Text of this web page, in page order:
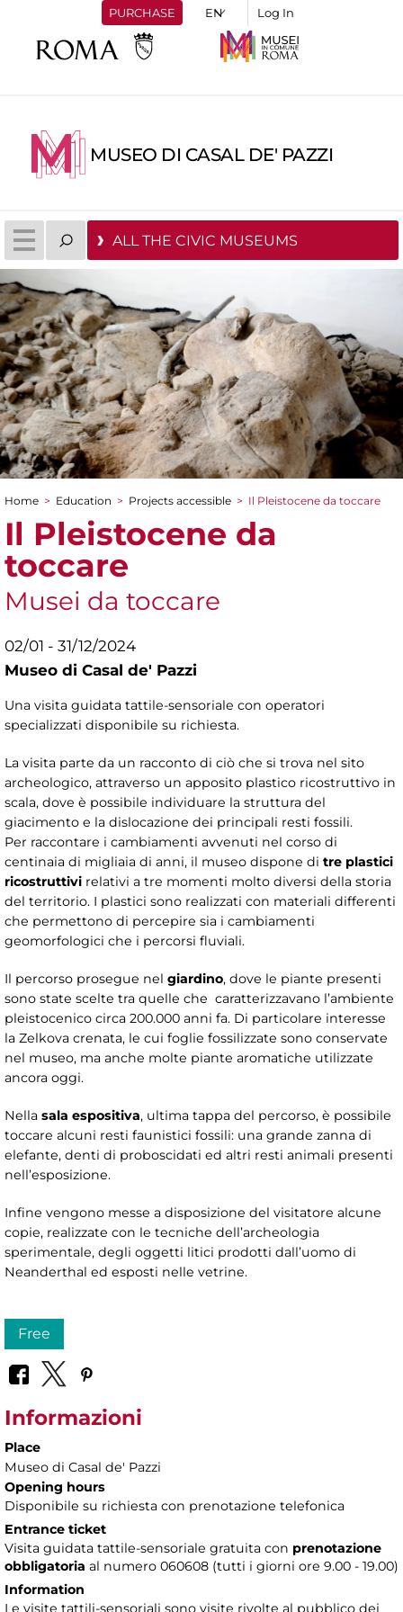
PURCHASE Log In
MUSEO DI CASAL DE' PAZZI
ALL THE CIVIC MUSEUMS
You are here
Home > Education > Projects accessible > Il Pleistocene da toccare
Il Pleistocene da
toccare
Musei da toccare
02/01 - 31/12/2024
Museo di Casal de' Pazzi
Una visita guidata tattile-sensoriale con operatori
specializzati disponibile su richiesta.
La visita parte da un racconto di ciò che si trova nel sito
archeologico, attraverso un apposito plastico ricostruttivo in
scala, dove è possibile individuare la struttura del
giacimento e la dislocazione dei principali resti fossili.
Per raccontare i cambiamenti avvenuti nel corso di
centinaia di migliaia di anni, il museo dispone di tre plastici
ricostruttivi relativi a tre momenti molto diversi della storia
del territorio. I plastici sono realizzati con materiali differenti
che permettono di percepire sia i cambiamenti
geomorfologici che i percorsi fluviali.
Il percorso prosegue nel giardino, dove le piante presenti
sono state scelte tra quelle che caratterizzavano l’ambiente
pleistocenico circa 200.000 anni fa. Di particolare interesse
la Zelkova crenata, le cui foglie fossilizzate sono conservate
nel museo, ma anche molte piante aromatiche utilizzate
ancora oggi.
Nella sala espositiva, ultima tappa del percorso, è possibile
toccare alcuni resti faunistici fossili: una grande zanna di
elefante, denti di proboscidati ed altri resti animali presenti
nell’esposizione.
Infine vengono messe a disposizione del visitatore alcune
copie, realizzate con le tecniche dell’archeologia
sperimentale, degli oggetti litici prodotti dall’uomo di
Neanderthal ed esposti nelle vetrine.
Free
Informazioni
Place
Museo di Casal de' Pazzi
Opening hours
Disponibile su richiesta con prenotazione telefonica
Entrance ticket
Visita guidata tattile-sensoriale gratuita con prenotazione
obbligatoria al numero 060608 (tutti i giorni ore 9.00 - 19.00)
Information
Le visite tattili-sensoriali sono visite rivolte al pubblico dei